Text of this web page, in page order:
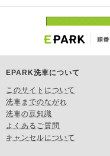
EPARK洗車について
このサイトについて
洗車までのながれ
洗車の豆知識
よくあるご質問
キャンセルについて